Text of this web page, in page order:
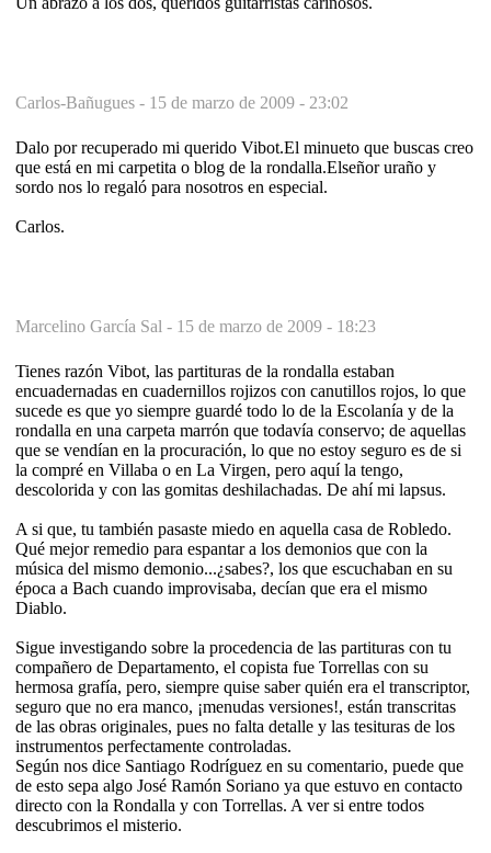
Carlos-Bañugues - 15 de marzo de 2009 - 23:02
Dalo por recuperado mi querido Vibot.El minueto que buscas creo
que está en mi carpetita o blog de la rondalla.Elseñor uraño y
sordo nos lo regaló para nosotros en especial.
Carlos.
Marcelino García Sal - 15 de marzo de 2009 - 18:23
Tienes razón Vibot, las partituras de la rondalla estaban
encuadernadas en cuadernillos rojizos con canutillos rojos, lo que
sucede es que yo siempre guardé todo lo de la Escolanía y de la
rondalla en una carpeta marrón que todavía conservo; de aquellas
que se vendían en la procuración, lo que no estoy seguro es de si
la compré en Villaba o en La Virgen, pero aquí la tengo,
descolorida y con las gomitas deshilachadas. De ahí mi lapsus.
A si que, tu también pasaste miedo en aquella casa de Robledo.
Qué mejor remedio para espantar a los demonios que con la
música del mismo demonio...¿sabes?, los que escuchaban en su
época a Bach cuando improvisaba, decían que era el mismo
Diablo.
Sigue investigando sobre la procedencia de las partituras con tu
compañero de Departamento, el copista fue Torrellas con su
hermosa grafía, pero, siempre quise saber quién era el transcriptor,
seguro que no era manco, ¡menudas versiones!, están transcritas
de las obras originales, pues no falta detalle y las tesituras de los
instrumentos perfectamente controladas.
Según nos dice Santiago Rodríguez en su comentario, puede que
de esto sepa algo José Ramón Soriano ya que estuvo en contacto
directo con la Rondalla y con Torrellas. A ver si entre todos
descubrimos el misterio.